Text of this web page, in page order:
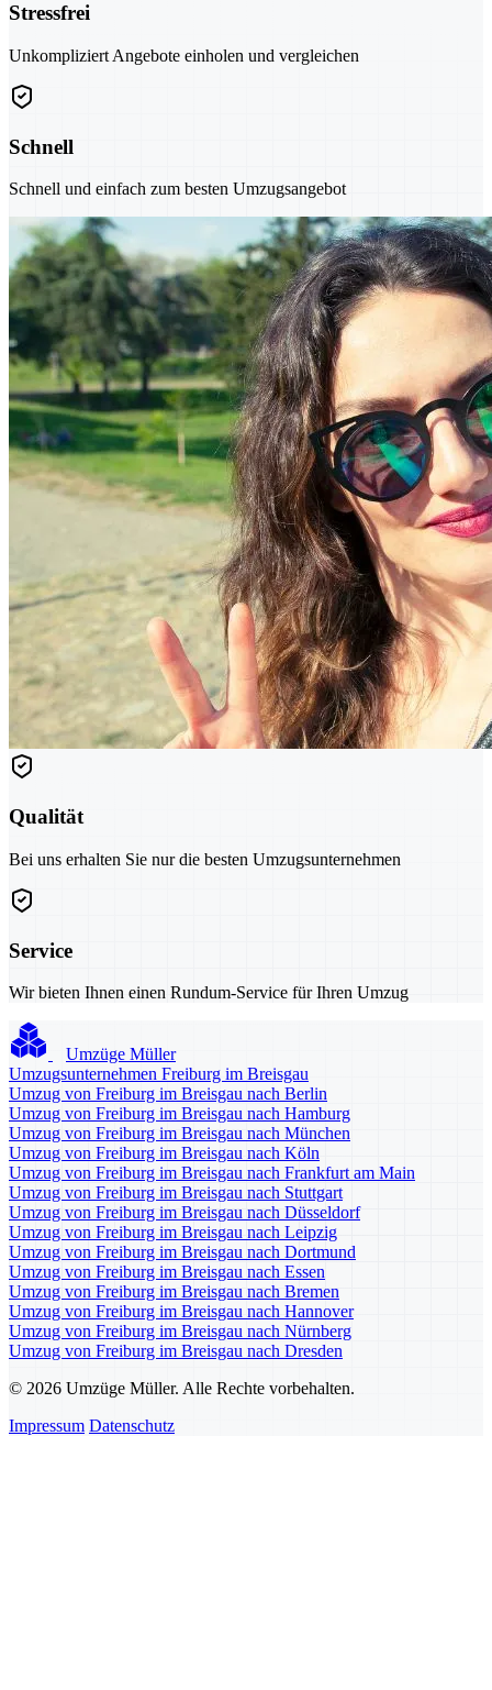
Stressfrei
Unkompliziert Angebote einholen und vergleichen
Schnell
Schnell und einfach zum besten Umzugsangebot
Qualität
Bei uns erhalten Sie nur die besten Umzugsunternehmen
Service
Wir bieten Ihnen einen Rundum-Service für Ihren Umzug
Umzüge Müller
Umzugsunternehmen Freiburg im Breisgau
Umzug von Freiburg im Breisgau nach Berlin
Umzug von Freiburg im Breisgau nach Hamburg
Umzug von Freiburg im Breisgau nach München
Umzug von Freiburg im Breisgau nach Köln
Umzug von Freiburg im Breisgau nach Frankfurt am Main
Umzug von Freiburg im Breisgau nach Stuttgart
Umzug von Freiburg im Breisgau nach Düsseldorf
Umzug von Freiburg im Breisgau nach Leipzig
Umzug von Freiburg im Breisgau nach Dortmund
Umzug von Freiburg im Breisgau nach Essen
Umzug von Freiburg im Breisgau nach Bremen
Umzug von Freiburg im Breisgau nach Hannover
Umzug von Freiburg im Breisgau nach Nürnberg
Umzug von Freiburg im Breisgau nach Dresden
© 2026 Umzüge Müller. Alle Rechte vorbehalten.
Impressum Datenschutz